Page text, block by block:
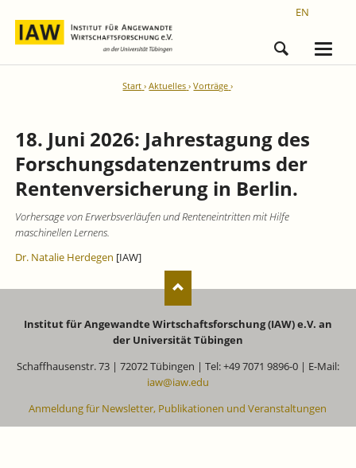
EN
Start Aktuelles Vorträge
18. Juni 2026: Jahrestagung des
Forschungsdatenzentrums der
Rentenversicherung in Berlin.
Vorhersage von Erwerbsverläufen und Renteneintritten mit Hilfe
maschinellen Lernens.
Dr. Natalie Herdegen [IAW]
Institut für Angewandte Wirtschaftsforschung (IAW) e.V. an
der Universität Tübingen
Schaffhausenstr. 73 | 72072 Tübingen | Tel: +49 7071 9896-0 | E-Mail:
iaw@iaw.edu
Anmeldung für Newsletter, Publikationen und Veranstaltungen